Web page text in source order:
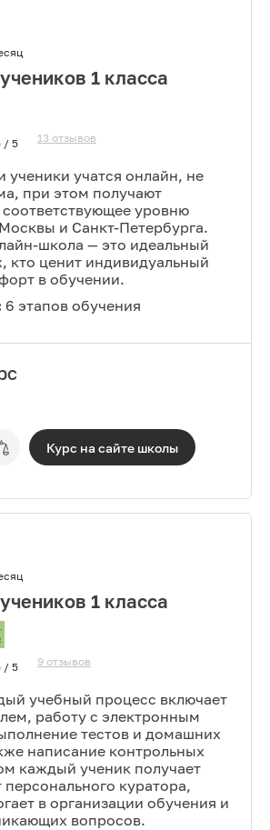
1 класса
/ 5 13 отзывов
ученики учатся онлайн, не
при этом получают
уровню
и Санкт-Петербурга.
школа — это идеальный
кто ценит индивидуальный
в обучении.
6 этапов обучения
Курс на сайте школы
1 класса
/ 5 9 отзывов
учебный процесс включает
работу с электронным
тестов и домашних
написание контрольных
каждый ученик получает
куратора,
в организации обучения и
вопросов.